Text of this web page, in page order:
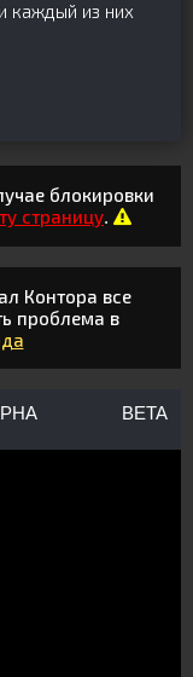
каждый из них
блокировки
страницу.
Контора все
проблема в
BETA